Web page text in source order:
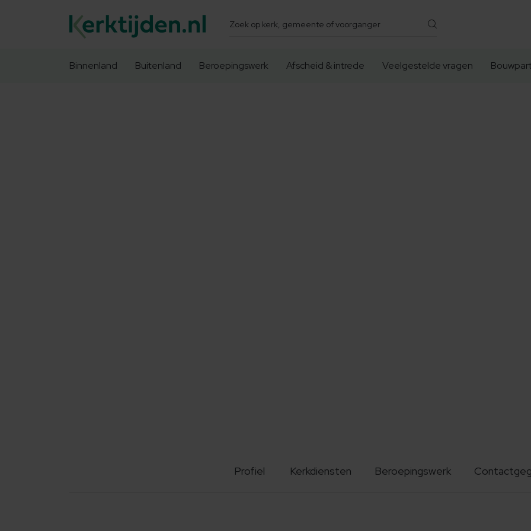
Zoeken
Binnenland Buitenland Beroepingswerk Afscheid & intrede Veelgestelde vragen
Profiel Kerkdiensten Beroepingswerk